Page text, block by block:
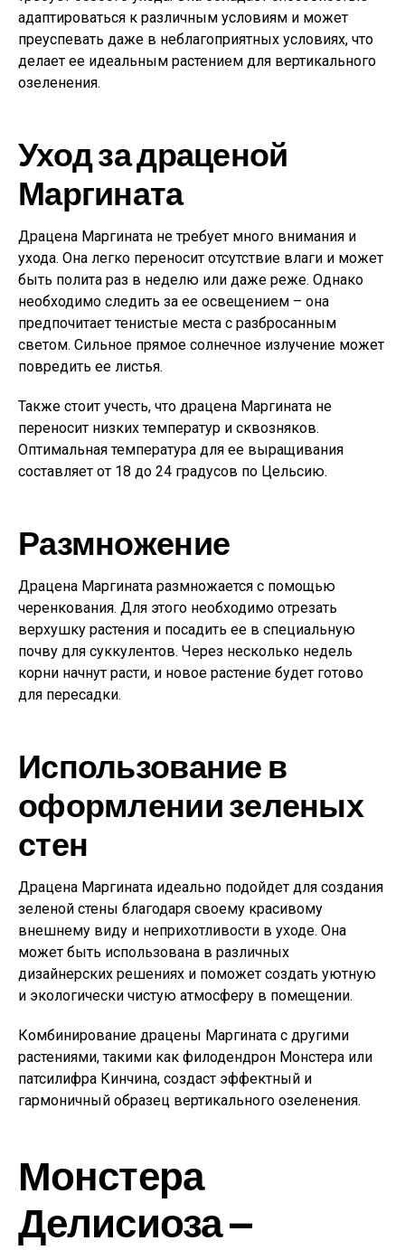
адаптироваться к различным условиям и может
преуспевать даже в неблагоприятных условиях, что
делает ее идеальным растением для вертикального
озеленения.
Уход за драценой
Маргината
Драцена Маргината не требует много внимания и
ухода. Она легко переносит отсутствие влаги и может
быть полита раз в неделю или даже реже. Однако
необходимо следить за ее освещением – она
предпочитает тенистые места с разбросанным
светом. Сильное прямое солнечное излучение может
повредить ее листья.
Также стоит учесть, что драцена Маргината не
переносит низких температур и сквозняков.
Оптимальная температура для ее выращивания
составляет от 18 до 24 градусов по Цельсию.
Размножение
Драцена Маргината размножается с помощью
черенкования. Для этого необходимо отрезать
верхушку растения и посадить ее в специальную
почву для суккулентов. Через несколько недель
корни начнут расти, и новое растение будет готово
для пересадки.
Использование в
оформлении зеленых
стен
Драцена Маргината идеально подойдет для создания
зеленой стены благодаря своему красивому
внешнему виду и неприхотливости в уходе. Она
может быть использована в различных
дизайнерских решениях и поможет создать уютную
и экологически чистую атмосферу в помещении.
Комбинирование драцены Маргината с другими
растениями, такими как филодендрон Монстера или
патсилифра Кинчина, создаст эффектный и
гармоничный образец вертикального озеленения.
Монстера
Делисиоза —